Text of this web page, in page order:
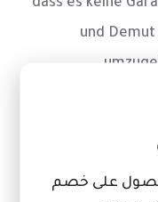
dass es keine
und
Mache
على خصم